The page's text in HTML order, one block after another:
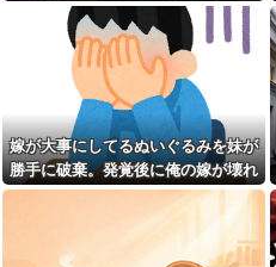
私が鬼彼と濃厚な時間を過ご
してると旦那から着信。その数
なんと20回wwww
カツオのサクにアニサキスら
しき物体発見
私「子供の名前はこれにしよ
うかな」母「良いね！」→母
「みんな聞いて！ヒントは花の
名前よ！」→勝手に発表されて
腹が立ち…
友人「生活が厳しい。5万円貸
してほしい」俺「OK。返済はい
つでもいいよ」→後日、友人の
SNSを見て…
に相談したら...
嫁が大事にしてるぬいぐるみを妹が
勝手に破棄。発覚後に俺の嫁が壊れ
た